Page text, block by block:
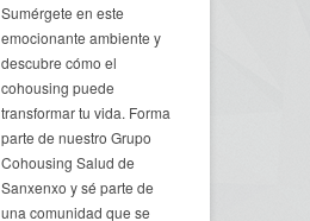
Sumérgete en este
emocionante ambiente y
descubre cómo el
cohousing puede
transformar tu vida. Forma
parte de nuestro Grupo
Cohousing Salud de
Sanxenxo y sé parte de
una comunidad que se